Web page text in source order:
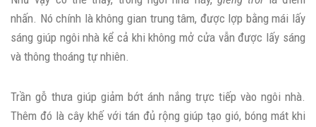
nhấn. Nó chính là không gian trung tâm, được lợp bằng mái lấy
sáng giúp ngôi nhà kể cả khi không mở cửa vẫn được lấy sáng
và thông thoáng tự nhiên.
Trần gỗ thưa giúp giảm bớt ánh nắng trực tiếp vào ngôi nhà.
Thêm đó là cây khế với tán đủ rộng giúp tạo gió, bóng mát khi